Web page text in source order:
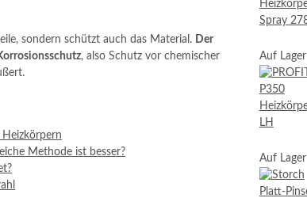
sondern schützt auch das Material. Der
, also Schutz vor chemischer
Methode ist besser?
Auf Lager
Auf Lager